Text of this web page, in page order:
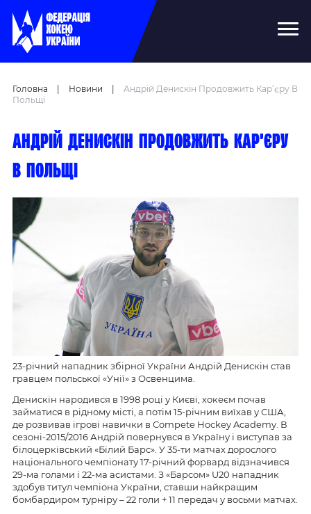
Головна Новини
Андрій Денискін Продовжить Кар’єру В
Польщі
Андрій Денискін продовжить кар’єру
в Польщі
23-річний нападник збірної України Андрій Денискін став
гравцем польської «Унії» з Освенцима.
Денискін народився в 1998 році у Києві, хокеєм почав
займатися в рідному місті, а потім 15-річним виїхав у США,
де розвивав ігрові навички в Compete Hockey Academy. В
сезоні-2015/2016 Андрій повернувся в Україну і виступав за
білоцерківський «Білий Барс». У 35-ти матчах дорослого
національного чемпіонату 17-річний форвард відзначився
29-ма голами і 22-ма асистами. З «Барсом» U20 нападник
здобув титул чемпіона України, ставши найкращим
бомбардиром турніру – 22 голи + 11 передач у восьми матчах.